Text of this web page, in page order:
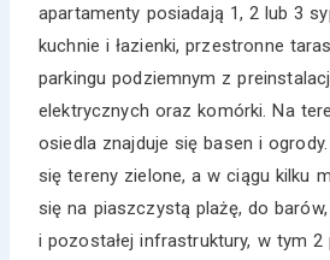
apartamenty posiadają 1, 2 lub 3
kuchnie i łazienki, przestronne
parkingu podziemnym z
elektrycznych oraz komórki. Na
osiedla znajduje się basen i
się tereny zielone, a w ciągu kilku
się na piaszczystą plażę, do
i pozostałej infrastruktury, w tym